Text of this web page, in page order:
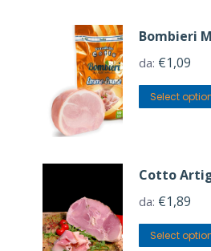
Bombieri
da: €1,09
Select
Cotto
da: €1,89
Select